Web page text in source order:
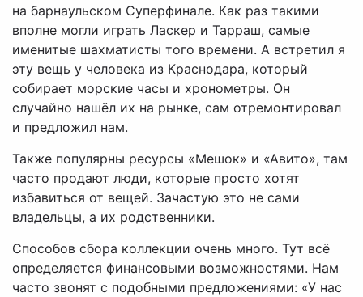
на барнаульском Суперфинале. Как раз такими
вполне могли играть Ласкер и Тарраш, самые
именитые шахматисты того времени. А встретил я
эту вещь у человека из Краснодара, который
собирает морские часы и хронометры. Он
случайно нашёл их на рынке, сам отремонтировал
и предложил нам.
Также популярны ресурсы «Мешок» и «Авито», там
часто продают люди, которые просто хотят
избавиться от вещей. Зачастую это не сами
владельцы, а их родственники.
Способов сбора коллекции очень много. Тут всё
определяется финансовыми возможностями. Нам
часто звонят с подобными предложениями: «У нас